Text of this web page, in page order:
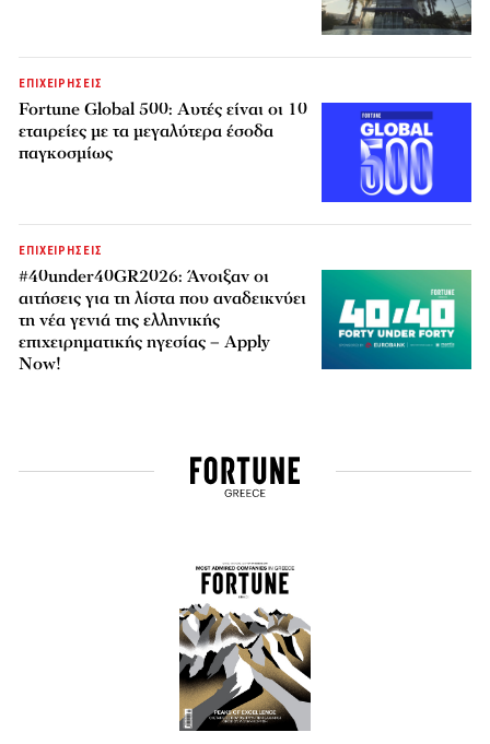
ΕΠΙΧΕΙΡΗΣΕΙΣ
Fortune Global 500: Αυτές είναι οι 10
εταιρείες με τα μεγαλύτερα έσοδα
παγκοσμίως
ΕΠΙΧΕΙΡΗΣΕΙΣ
#40under40GR2026: Άνοιξαν οι
αιτήσεις για τη λίστα που αναδεικνύει
τη νέα γενιά της ελληνικής
επιχειρηματικής ηγεσίας – Apply
Now!